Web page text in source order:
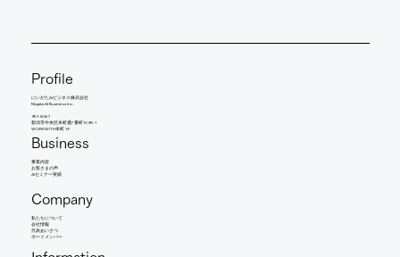
Profile
にいがたAIビジネス株式会社
Niigata AI Business Inc.
951-8067
新潟市中央区本町通7番町1098-1
WORKWITH本町 3F
Business
事業内容
​お客さまの声
AIセミナー実績
Company
​私たちについて
会社情報
​代表あいさつ
​ボードメンバー